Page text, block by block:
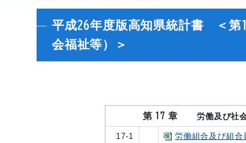
平成26年度版高知県統計書 ＜第
会福祉等）＞
第 17 章労働及び社
17-1 労働組合及び組